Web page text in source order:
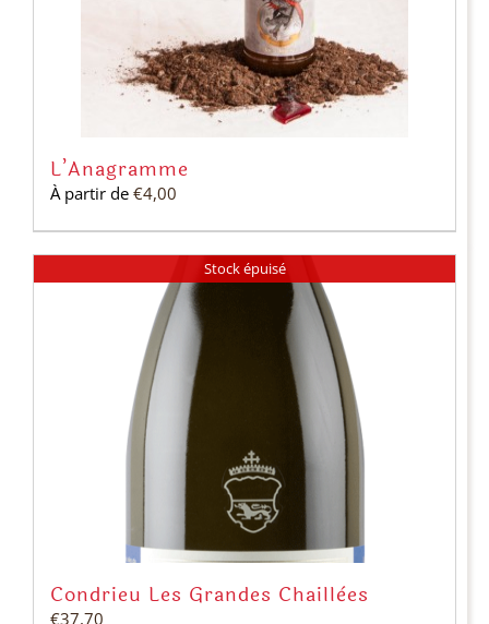
L’Anagramme
À partir de €4,00
Stock épuisé
Condrieu Les Grandes Chaillées
€37,70